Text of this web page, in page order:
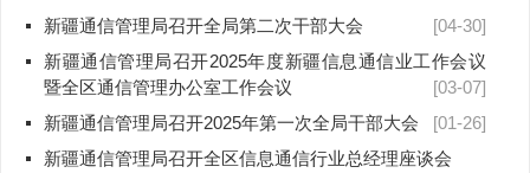
新疆通信管理局召开全局第二次干部大会
[04-30]
新疆通信管理局召开2025年度新疆信息通信业工作会议
暨全区通信管理办公室工作会议
[03-07]
新疆通信管理局召开2025年第一次全局干部大会
[01-26]
新疆通信管理局召开全区信息通信行业总经理座谈会